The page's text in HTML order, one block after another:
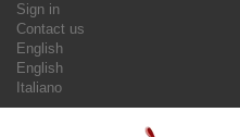
Sign in
Contact us
English
English
Italiano